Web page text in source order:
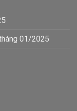
01/2025